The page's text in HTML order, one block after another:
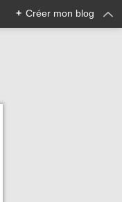
+ Créer mon blog